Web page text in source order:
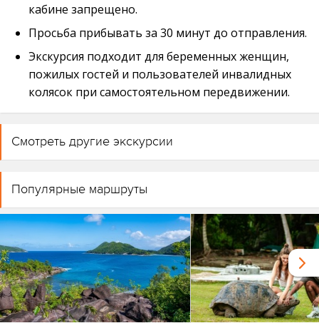
кабине запрещено.
Просьба прибывать за 30 минут до отправления.
Экскурсия подходит для беременных женщин,
пожилых гостей и пользователей инвалидных
колясок при самостоятельном передвижении.
Смотреть другие экскурсии
Популярные маршруты